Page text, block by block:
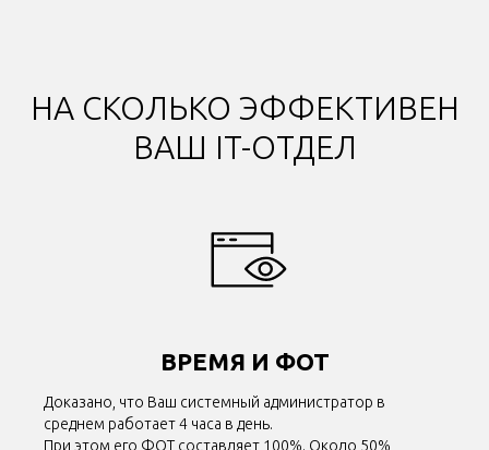
НА СКОЛЬКО ЭФФЕКТИВЕН
ВАШ IT-ОТДЕЛ
ВРЕМЯ И ФОТ
Доказано, что Ваш системный администратор в
среднем работает 4 часа в день.
При этом его ФОТ составляет 100%. Около 50%